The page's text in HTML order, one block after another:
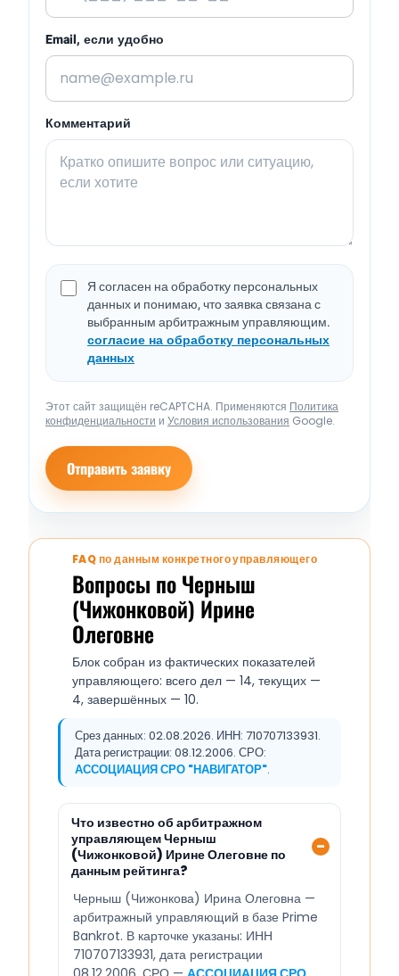
Email, если удобно
Комментарий
Я согласен на обработку персональных
данных и понимаю, что заявка связана с
выбранным арбитражным управляющим.
согласие на обработку персональных
данных
Этот сайт защищён reCAPTCHA. Применяются Политика
конфиденциальности и Условия использования Google.
Отправить заявку
FAQ по данным конкретного управляющего
Вопросы по Черныш
(Чижонковой) Ирине
Олеговне
Блок собран из фактических показателей
управляющего: всего дел — 14, текущих —
4, завершённых — 10.
Срез данных: 02.08.2026. ИНН: 710707133931.
Дата регистрации: 08.12.2006. СРО:
АССОЦИАЦИЯ СРО "НАВИГАТОР".
Что известно об арбитражном
управляющем Черныш
(Чижонковой) Ирине Олеговне по
данным рейтинга?
Черныш (Чижонкова) Ирина Олеговна —
арбитражный управляющий в базе Prime
Bankrot. В карточке указаны: ИНН
710707133931, дата регистрации